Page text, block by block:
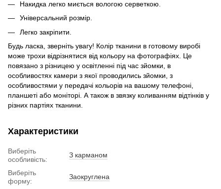
Накидка легко миється вологою серветкою.
Універсальний розмір.
Легко закріпити.
Будь ласка, зверніть увагу! Колір тканини в готовому виробі
може трохи відрізнятися від кольору на фотографіях. Це
повязано з різницею у освітленні під час зйомки, в
особливостях камери з якої проводились зйомки, з
особливостями у передачі кольорів на вашому телефоні,
планшеті або моніторі. А також в звязку коливанням відтінків у
різних партіях тканини.
Характеристики
Виберіть
особливість:
З карманом
Виберіть
форму:
Заокруглена